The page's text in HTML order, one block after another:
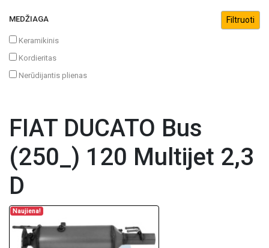
MEDŽIAGA
Keramikinis
Kordieritas
Nerūdijantis plienas
FIAT DUCATO Bus
(250_) 120 Multijet 2,3
D
Naujiena!